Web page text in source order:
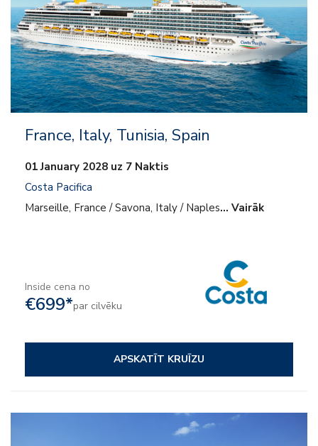
France, Italy, Tunisia, Spain
01 January 2028 uz 7 Naktis
Costa Pacifica
Marseille, France / Savona, Italy / Naples… Vairāk
Inside cena no
€699*par cilvēku
APSKATĪT KRUĪZU